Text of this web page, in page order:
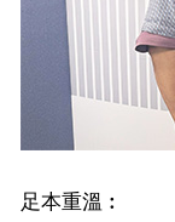
足本重溫︰